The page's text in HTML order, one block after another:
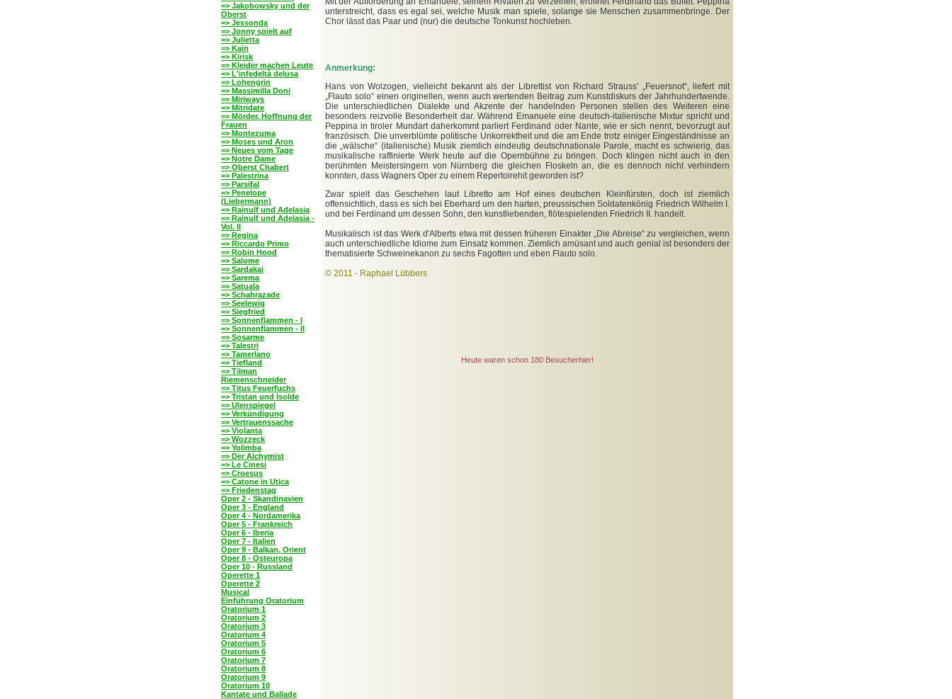
=> Jakobowsky und der
Oberst
=> Jessonda
=> Jonny spielt auf
=> Julietta
=> Kain
=> Kirisk
=> Kleider machen Leute
=> L'infedeltà delusa
=> Lohengrin
=> Massimilla Doni
=> Miriways
=> Mitridate
=> Mörder, Hoffnung der
Frauen
=> Montezuma
=> Moses und Aron
=> Neues vom Tage
=> Notre Dame
=> Oberst Chabert
=> Palestrina
=> Parsifal
=> Penelope
(Liebermann)
=> Rainulf und Adelasia
=> Rainulf und Adelasia -
Vol. II
=> Regina
=> Riccardo Primo
=> Robin Hood
=> Salome
=> Sardakai
=> Sarema
=> Satuala
=> Schahrazade
=> Seelewig
=> Siegfried
=> Sonnenflammen - I
=> Sonnenflammen - II
=> Sosarme
=> Talestri
=> Tamerlano
=> Tiefland
=> Tilman
Riemenschneider
=> Titus Feuerfuchs
=> Tristan und Isolde
=> Ulenspiegel
=> Verkündigung
=> Vertrauenssache
=> Violanta
=> Wozzeck
=> Yolimba
=> Der Alchymist
=> Le Cinesi
=> Croesus
=> Catone in Utica
=> Friedenstag
Oper 2 - Skandinavien
Oper 3 - England
Oper 4 - Nordamerika
Oper 5 - Frankreich
Oper 6 - Iberia
Oper 7 - Italien
Oper 9 - Balkan, Orient
Oper 8 - Osteuropa
Oper 10 - Russland
Operette 1
Operette 2
Musical
Einführung Oratorium
Oratorium 1
Oratorium 2
Oratorium 3
Oratorium 4
Oratorium 5
Oratorium 6
Oratorium 7
Oratorium 8
Oratorium 9
Oratorium 10
Kantate und Ballade
unterstreicht, dass es egal sei, welche Musik man spiele, solange sie Menschen zusammenbringe. Der
Chor lässt das Paar und (nur) die deutsche Tonkunst hochleben.
Anmerkung:
Hans von Wolzogen, vielleicht bekannt als der Librettist von Richard Strauss' „Feuersnot“, liefert mit
„Flauto solo“ einen originellen, wenn auch wertenden Beitrag zum Kunstdiskurs der Jahrhundertwende.
Die unterschiedlichen Dialekte und Akzente der handelnden Personen stellen des Weiteren eine
besonders reizvolle Besonderheit dar. Während Emanuele eine deutsch-italienische Mixtur spricht und
Peppina in tiroler Mundart daherkommt parliert Ferdinand oder Nante, wie er sich nennt, bevorzugt auf
französisch. Die unverblümte politische Unkorrektheit und die am Ende trotz einiger Eingeständnisse an
die „wälsche“ (italienische) Musik ziemlich eindeutig deutschnationale Parole, macht es schwierig, das
musikalische raffinierte Werk heute auf die Opernbühne zu bringen. Doch klingen nicht auch in den
berühmten Meistersingern von Nürnberg die gleichen Floskeln an, die es dennoch nicht verhindern
konnten, dass Wagners Oper zu einem Repertoirehit geworden ist?
Zwar spielt das Geschehen laut Libretto am Hof eines deutschen Kleinfürsten, doch ist ziemlich
offensichtlich, dass es sich bei Eberhard um den harten, preussischen Soldatenkönig Friedrich Wilhelm I.
und bei Ferdinand um dessen Sohn, den kunstliebenden, flötespielenden Friedrich II. handelt.
Musikalisch ist das Werk d'Alberts etwa mit dessen früheren Einakter „Die Abreise“ zu vergleichen, wenn
auch unterschiedliche Idiome zum Einsatz kommen. Ziemlich amüsant und auch genial ist besonders der
thematisierte Schweinekanon zu sechs Fagotten und eben Flauto solo.
© 2011 - Raphael Lübbers
Heute waren schon 180 Besucherhier!